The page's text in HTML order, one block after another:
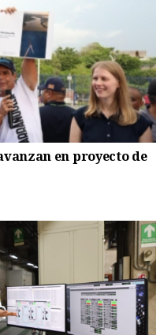
en proyecto de